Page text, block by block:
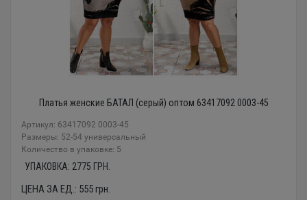
Платья женские БАТАЛ (серый) оптом 63417092 0003-45
Артикул: 63417092 0003-45
Размеры: 52-54 универсальный
Количество в упаковке: 5
УПАКОВКА: 2775 ГРН.
ЦЕНА ЗА ЕД.: 555грн.